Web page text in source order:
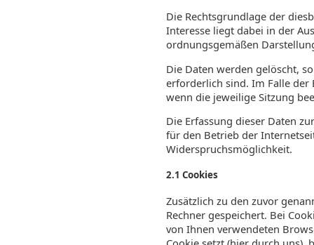
Die Rechtsgrundlage der
Interesse liegt dabei in der
ordnungsgemäßen
Die Daten werden gelöscht,
erforderlich sind. Im Falle der
wenn die jeweilige Sitzung
Die Erfassung dieser Daten
für den Betrieb der
Widerspruchsmöglichkeit.
2.1 Cookies
Zusätzlich zu den zuvor
Rechner gespeichert. Bei
von Ihnen verwendeten